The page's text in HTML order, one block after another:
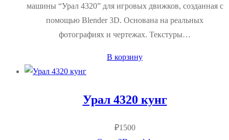
машины “Урал 4320” для игровых движков, созданная с
помощью Blender 3D. Основана на реальных
фотографиях и чертежах. Текстуры…
В корзину
Урал 4320 кунг
₽1500